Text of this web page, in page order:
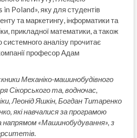
Poland», яку для студентів
та маркетингу, інформатики та
прикладної математики, а також
системного аналізу прочитає
професор Адам
Механіко-машинобудівного
Сікорського та, водночас,
Леонід Яшкін, Богдан Титаренко
які навчалися за програмою
напрямом «Машинобудування», з